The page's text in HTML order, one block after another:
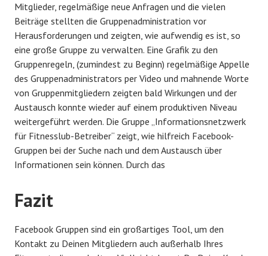
Mitglieder, regelmäßige neue Anfragen und die vielen
Beiträge stellten die Gruppenadministration vor
Herausforderungen und zeigten, wie aufwendig es ist, so
eine große Gruppe zu verwalten. Eine Grafik zu den
Gruppenregeln, (zumindest zu Beginn) regelmäßige Appelle
des Gruppenadministrators per Video und mahnende Worte
von Gruppenmitgliedern zeigten bald Wirkungen und der
Austausch konnte wieder auf einem produktiven Niveau
weitergeführt werden. Die Gruppe „Informationsnetzwerk
für Fitnesslub-Betreiber“ zeigt, wie hilfreich Facebook-
Gruppen bei der Suche nach und dem Austausch über
Informationen sein können. Durch das
Fazit
Facebook Gruppen sind ein großartiges Tool, um den
Kontakt zu Deinen Mitgliedern auch außerhalb Ihres